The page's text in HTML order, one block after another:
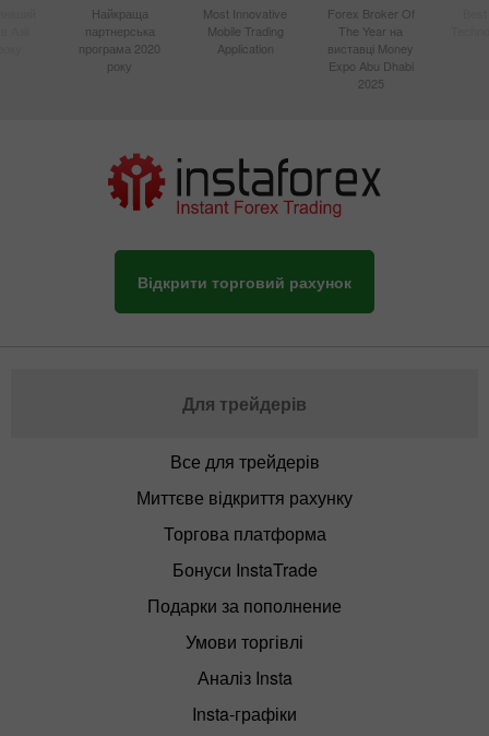
Найкраща
партнерська
програма 2020
року
Most Innovative
Mobile Trading
Application
Forex Broker Of
The Year на
виставці Money
Expo Abu Dhabi
2025
Відкрити торговий рахунок
Для трейдерів
Все для трейдерів
Миттєве відкриття рахунку
Торгова платформа
Бонуси InstaTrade
Подарки за пополнение
Умови торгівлі
Аналіз Insta
Insta-графіки